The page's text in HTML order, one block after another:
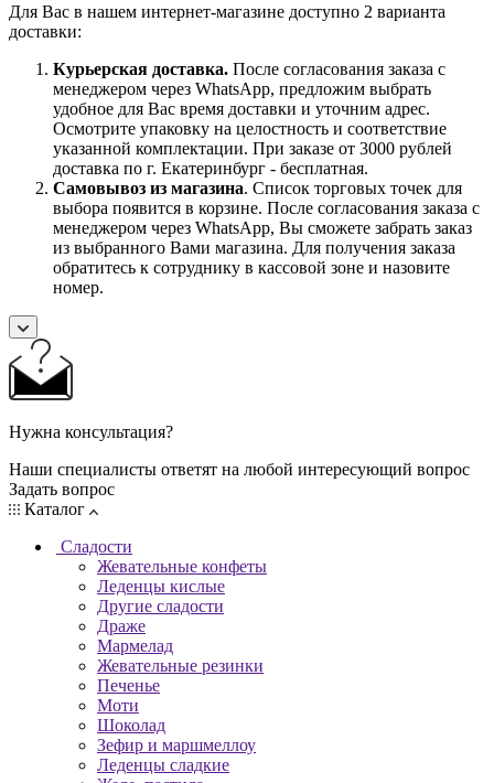
Для Вас в нашем интернет-магазине доступно 2 варианта
доставки:
Курьерская доставка. После согласования заказа с
менеджером через WhatsApp, предложим выбрать
удобное для Вас время доставки и уточним адрес.
Осмотрите упаковку на целостность и соответствие
указанной комплектации. При заказе от 3000 рублей
доставка по г. Екатеринбург - бесплатная.
Самовывоз из магазина. Список торговых точек для
выбора появится в корзине. После согласования заказа с
менеджером через WhatsApp, Вы сможете забрать заказ
из выбранного Вами магазина. Для получения заказа
обратитесь к сотруднику в кассовой зоне и назовите
номер.
Нужна консультация?
Наши специалисты ответят на любой интересующий вопрос
Задать вопрос
Каталог
Сладости
Жевательные конфеты
Леденцы кислые
Другие сладости
Драже
Мармелад
Жевательные резинки
Печенье
Моти
Шоколад
Зефир и маршмеллоу
Леденцы сладкие